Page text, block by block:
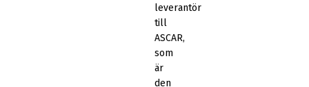
leverantör
till
ASCAR,
som
är
den